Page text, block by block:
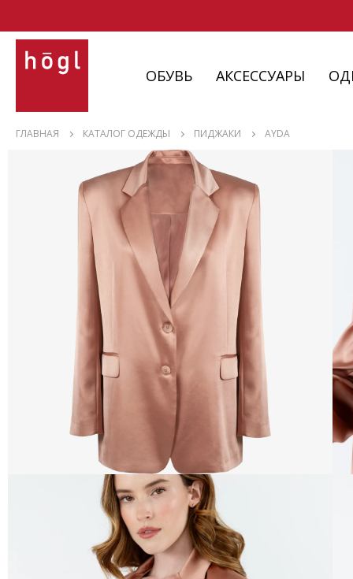
ОБУВЬ АКСЕССУАРЫ
АКСЕССУАРЫ
ОДЕЖДА
ИЗДЕЛИЯ
С НЮАНСАМИ
ГЛАВНАЯ КАТАЛОГ ОДЕЖДЫ ПИДЖАКИ AYDA